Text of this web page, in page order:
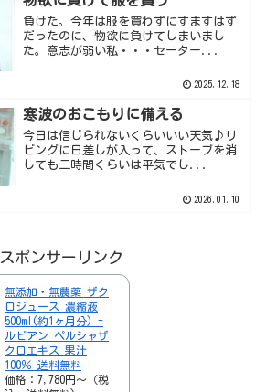
負けた。今年は服を買わずにすますはず
だったのに、物欲に負けてしまいまし
た。意志が弱い私・・・セーター...
2025.12.18
寒波のおこもりに備える
今日は信じられないくらいいい天気♪リ
ビングに日差しが入って、ストーブを消
しても二時間くらいは平気でし...
2026.01.10
スポンサーリンク
無添加・無農薬 ザク
ロジュース 濃縮液
500ml(約1ヶ月分) -
ルビアン ペルシャザ
クロエキス 果汁
100％ 送料無料
価格：7,780円～（税